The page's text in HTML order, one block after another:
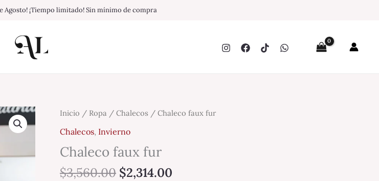
Agosto! ¡Tiempo limitado! Sin mínimo de compra
Inicio / Ropa / Chalecos / Chaleco faux fur
Chalecos, Invierno
Chaleco faux fur
$3,560.00
Original
was:
$3,560.00.
$2,314.00
Current
Chaleco
faux
cantidad